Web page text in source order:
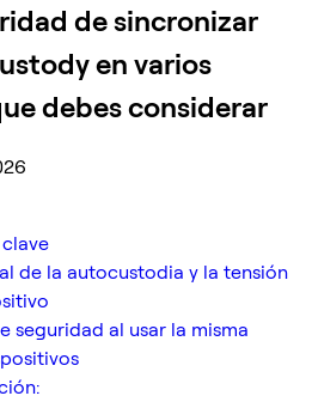
de sincronizar
en varios
debes considerar
de la autocustodia y la tensión
seguridad al usar la misma